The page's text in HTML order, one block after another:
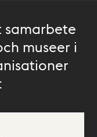
samarbete
museer i